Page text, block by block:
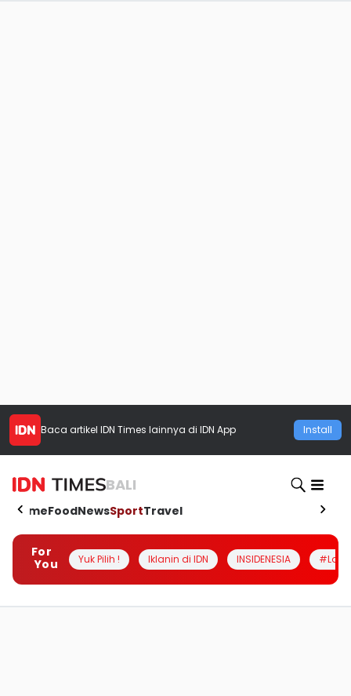
Baca artikel IDN Times lainnya di IDN App Install
BALI
HomeFoodNewsSportTravel
For
You
Yuk Pilih ! Iklanin di IDN INSIDENESIA